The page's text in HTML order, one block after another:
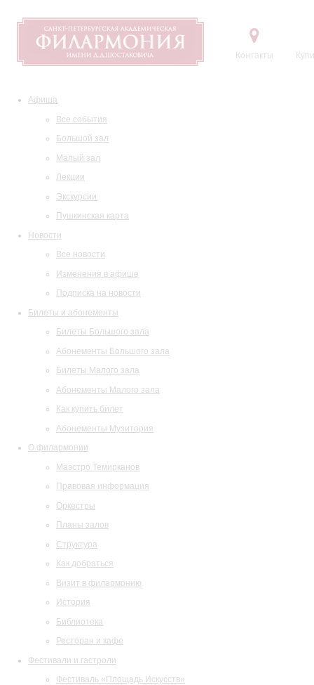
Контакты
Афиша
Все события
Большой зал
Малый зал
Лекции
Экскурсии
Пушкинская карта
Новости
Все новости
Изменения в афише
Подписка на новости
Билеты и абонементы
Билеты Большого зала
Абонементы Большого зала
Билеты Малого зала
Абонементы Малого зала
Как купить билет
Абонементы Музитория
О филармонии
Маэстро Темирканов
Правовая информация
Оркестры
Планы залов
Структура
Как добраться
Визит в филармонию
История
Библиотека
Ресторан и кафе
Фестивали и гастроли
Фестиваль «Площадь Искусств»